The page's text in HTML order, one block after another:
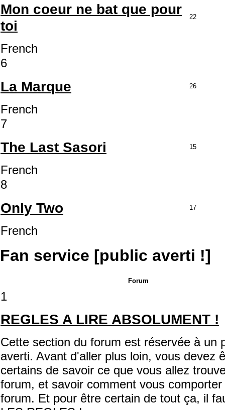
Mon coeur ne bat que pour
toi
French
22
6
La Marque
French
26
7
The Last Sasori
French
15
8
Only Two
French
17
Fan service [public averti !]
Forum
1
REGLES A LIRE ABSOLUMENT !
Cette section du forum est réservée à un
averti. Avant d'aller plus loin, vous devez
certains de savoir ce que vous allez
forum, et savoir comment vous comporter
forum. Et pour être certain de tout ça, il